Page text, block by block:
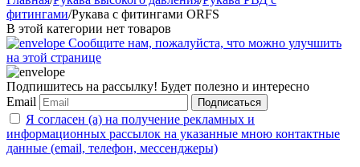
фитингами/Рукава с фитингами ORFS
В этой категории нет товаров
Сообщите нам, пожалуйста, что можно улучшить
на этой странице
Подпишитесь на рассылку! Будет полезно и интересно
Email
Подписаться
Я согласен (а) на получение рекламных и
информационных рассылок на указанные мною контактные
данные (email, телефон, мессенджеры)